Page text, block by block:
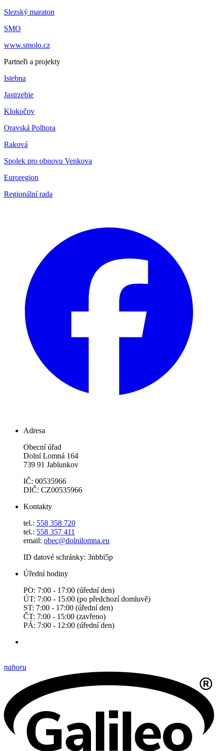
Slezský maraton
SMO
www.smolo.cz
Partneři a projekty
Istebna
Jastrzebie
Klokočov
Oravská Polhora
Raková
Spolek pro obnovu Venkova
Euroregion
Regionální rada
Adresa
Obecní úřad
Dolní Lomná 164
739 91 Jablunkov
IČ: 00535966
DIČ: CZ00535966
Kontakty
tel.: 558 358 720
tel.: 558 357 411
email: obec@dolnilomna.eu
ID datové schránky: 3nbbi5p
Úřední hodiny
PO: 7:00 - 17:00 (úřední den)
ÚT: 7:00 - 15:00 (po předchozí domluvě)
ST: 7:00 - 17:00 (úřední den)
ČT: 7:00 - 15:00 (zavřeno)
PÁ: 7:00 - 12:00 (úřední den)
nahoru